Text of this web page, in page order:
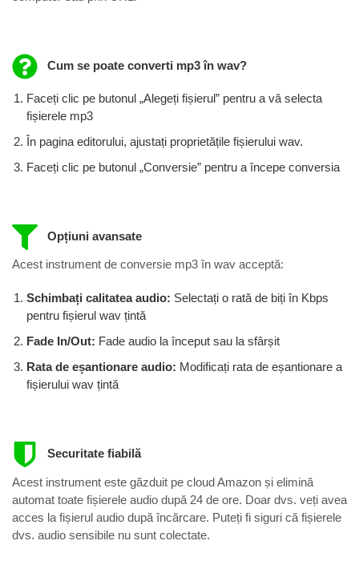
Cum se poate converti mp3 în wav?
Faceți clic pe butonul „Alegeți fișierul” pentru a vă selecta
fișierele mp3
În pagina editorului, ajustați proprietățile fișierului wav.
Faceți clic pe butonul „Conversie” pentru a începe conversia
Opțiuni avansate
Acest instrument de conversie mp3 în wav acceptă:
Schimbați calitatea audio: Selectați o rată de biți în Kbps
pentru fișierul wav ​​țintă
Fade In/Out: Fade audio la început sau la sfârșit
Rata de eșantionare audio: Modificați rata de eșantionare a
fișierului wav țintă
Securitate fiabilă
Acest instrument este găzduit pe cloud Amazon și elimină
automat toate fișierele audio după 24 de ore. Doar dvs. veți avea
acces la fișierul audio după încărcare. Puteți fi siguri că fișierele
dvs. audio sensibile nu sunt colectate.